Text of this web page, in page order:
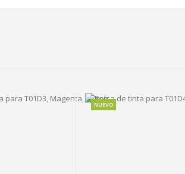
NUEVO